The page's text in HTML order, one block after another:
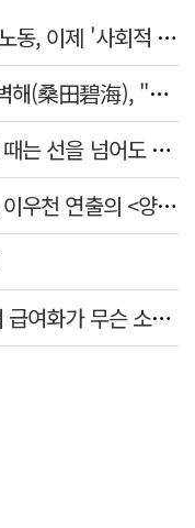
[이정식의 시대의 창]폭염 속 이동노동, 이제 '사회적 위험 관리'로 전환할 때
[뉴스로 보는 고사성어]<32>상전벽해(桑田碧海), "뽕나무밭이 푸른 바다가 되었다."
[김종섭의 광고 이야기] 광고를 할 때는 선을 넘어도 좋습니다.
[김건표의 연극리뷰] 오태영 신작, 이우천 연출의 <양은 양순하다>"국민을 온순한 양으로 길들이는 전체주의적 정치의 알레고리"
[사설] 환자 부담 못 줄이는 간병비 급여화가 무슨 소용인가